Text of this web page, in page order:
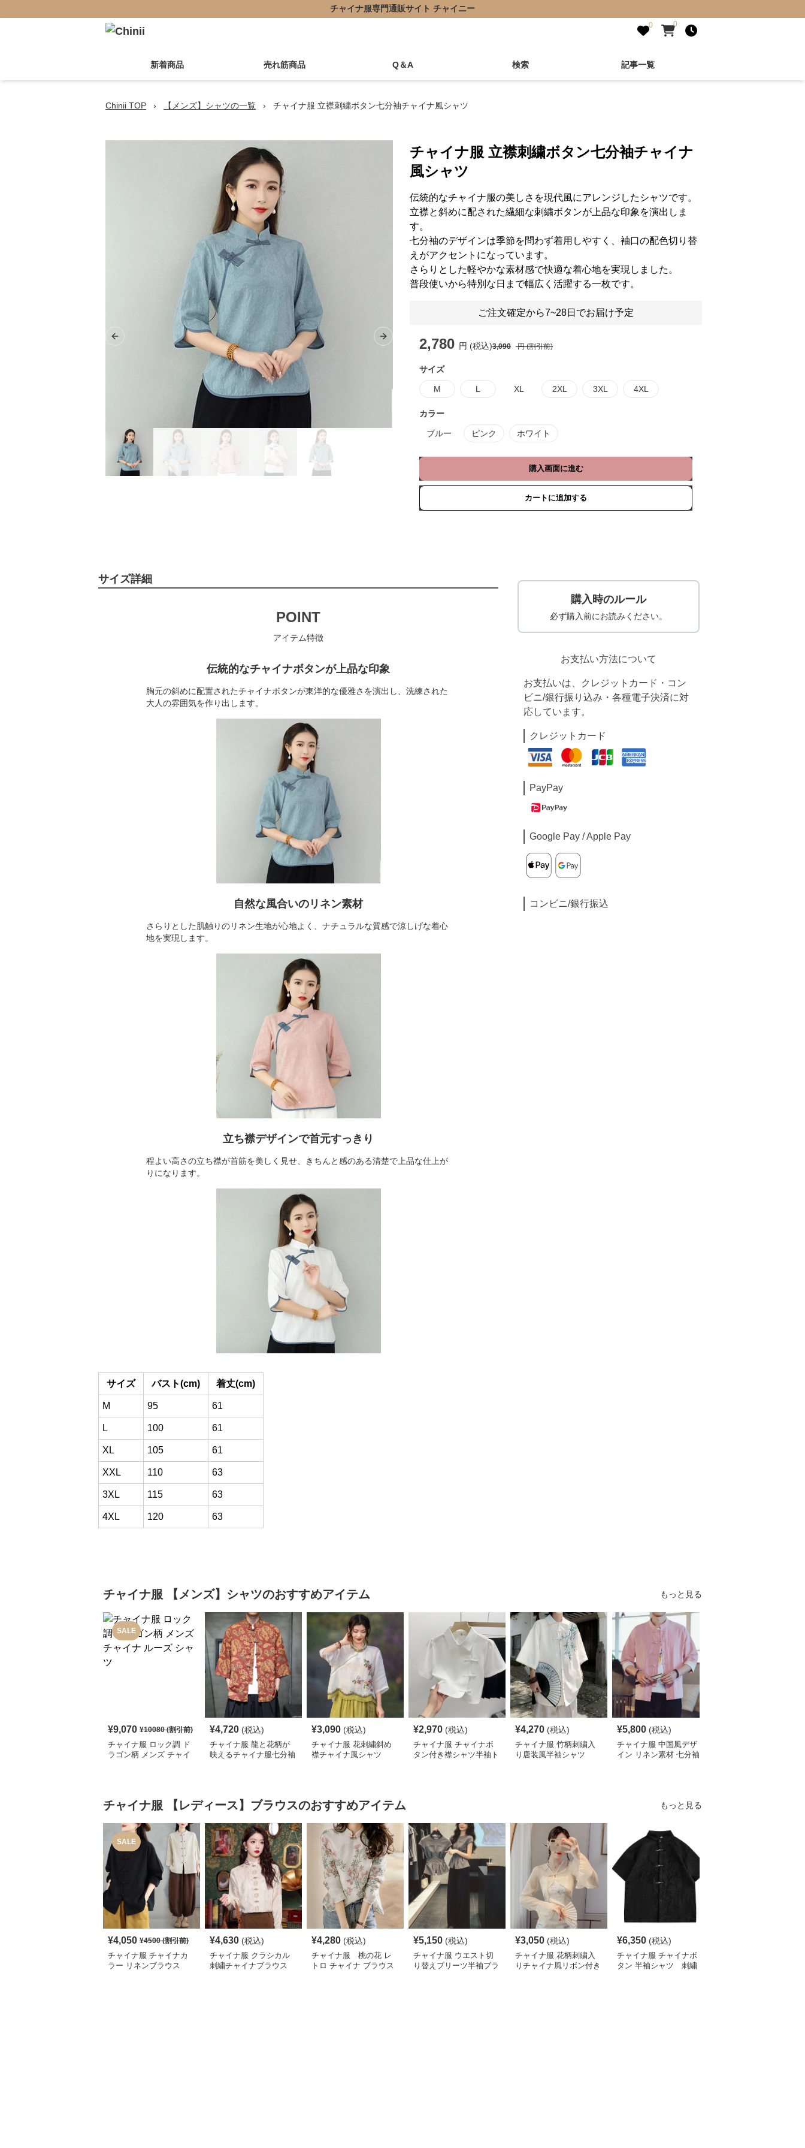
チャイナ服専門通販サイト チャイニー
0 0
新着商品 売れ筋商品 Q＆A 検索 記事一覧
Chinii TOP › 【メンズ】シャツの一覧 › チャイナ服 立襟刺繍ボタン七分袖チャイナ風シャツ
Previous slide Next slide
チャイナ服 立襟刺繍ボタン七分袖チャイナ
風シャツ
伝統的なチャイナ服の美しさを現代風にアレンジしたシャツです。
立襟と斜めに配された繊細な刺繍ボタンが上品な印象を演出しま
す。
七分袖のデザインは季節を問わず着用しやすく、袖口の配色切り替
えがアクセントになっています。
さらりとした軽やかな素材感で快適な着心地を実現しました。
普段使いから特別な日まで幅広く活躍する一枚です。
ご注文確定から7~28日でお届け予定
2,780 円 (税込)3,090 円 (割引前)
サイズ
M L XL 2XL 3XL 4XL
カラー
ブルー ピンク ホワイト
購入画面に進む
カートに追加する
サイズ詳細
POINT
アイテム特徴
伝統的なチャイナボタンが上品な印象
胸元の斜めに配置されたチャイナボタンが東洋的な優雅さを演出し、洗練された
大人の雰囲気を作り出します。
自然な風合いのリネン素材
さらりとした肌触りのリネン生地が心地よく、ナチュラルな質感で涼しげな着心
地を実現します。
立ち襟デザインで首元すっきり
程よい高さの立ち襟が首筋を美しく見せ、きちんと感のある清楚で上品な仕上が
りになります。
サイズ バスト(cm) 着丈(cm)
M 95 61
L 100 61
XL 105 61
XXL 110 63
3XL 115 63
4XL 120 63
購入時のルール
必ず購入前にお読みください。
お支払い方法について
お支払いは、クレジットカード・コン
ビニ/銀行振り込み・各種電子決済に対
応しています。
クレジットカード
PayPay
Google Pay / Apple Pay
コンビニ/銀行振込
チャイナ服 【メンズ】シャツのおすすめアイテム もっと見る
SALE
¥9,070 ¥10080(割引前)
チャイナ服 ロック調 ド
ラゴン柄 メンズ チャイ
¥4,720 (税込)
チャイナ服 龍と花柄が
映えるチャイナ服七分袖
¥3,090 (税込)
チャイナ服 花刺繍斜め
襟チャイナ風シャツ
¥2,970 (税込)
チャイナ服 チャイナボ
タン付き襟シャツ半袖ト
¥4,270 (税込)
チャイナ服 竹柄刺繍入
り唐装風半袖シャツ
¥5,800 (税込)
チャイナ服 中国風デザ
イン リネン素材 七分袖
チャイナ服 【レディース】ブラウスのおすすめアイテム もっと見る
SALE
¥4,050 ¥4500(割引前)
チャイナ服 チャイナカ
ラー リネンブラウス
¥4,630 (税込)
チャイナ服 クラシカル
刺繍チャイナブラウス
¥4,280 (税込)
チャイナ服 桃の花 レ
トロ チャイナ ブラウス
¥5,150 (税込)
チャイナ服 ウエスト切
り替えプリーツ半袖ブラ
¥3,050 (税込)
チャイナ服 花柄刺繍入
りチャイナ風リボン付き
¥6,350 (税込)
チャイナ服 チャイナボ
タン 半袖シャツ 刺繍